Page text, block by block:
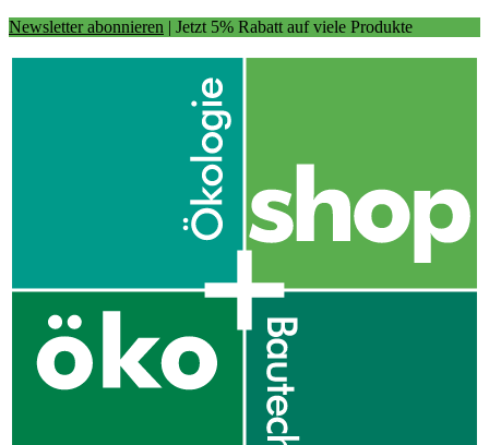
Newsletter abonnieren | Jetzt 5% Rabatt auf viele Produkte